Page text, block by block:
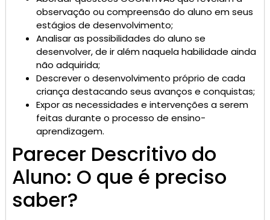
observação ou compreensão do aluno em seus
estágios de desenvolvimento;
Analisar as possibilidades do aluno se
desenvolver, de ir além naquela habilidade ainda
não adquirida;
Descrever o desenvolvimento próprio de cada
criança destacando seus avanços e conquistas;
Expor as necessidades e intervenções a serem
feitas durante o processo de ensino-
aprendizagem.
Parecer Descritivo do
Aluno: O que é preciso
saber?